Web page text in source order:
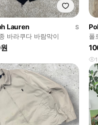
Lauren
S
바라쿠다 바람막이
폴
스
1